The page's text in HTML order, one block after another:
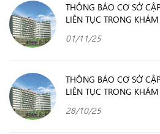
THÔNG BÁO CƠ SỞ
LIÊN TỤC TRONG
01/11/25
THÔNG BÁO CƠ SỞ
LIÊN TỤC TRONG
28/10/25